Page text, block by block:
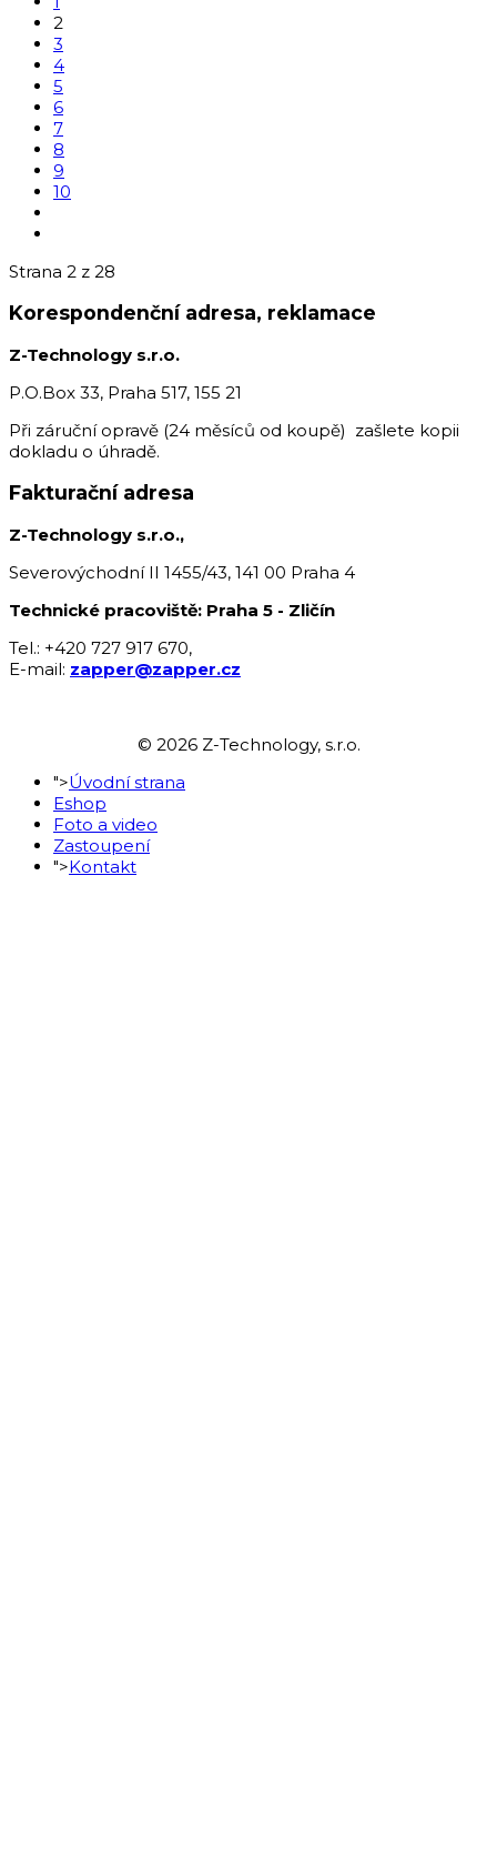
2
3
4
5
6
7
8
9
10
Strana 2 z 28
Korespondenční adresa, reklamace
Z-Technology s.r.o.
P.O.Box 33, Praha 517, 155 21
Při záruční opravě (24 měsíců od koupě) zašlete kopii
dokladu o úhradě.
Fakturační adresa
Z-Technology s.r.o.,
Severovýchodní II 1455/43, 141 00 Praha 4
Technické pracoviště: Praha 5 - Zličín
Tel.: +420 727 917 670,
E-mail: zapper@zapper.cz
© 2026 Z-Technology, s.r.o.
">Úvodní strana
Eshop
Foto a video
Zastoupení
">Kontakt